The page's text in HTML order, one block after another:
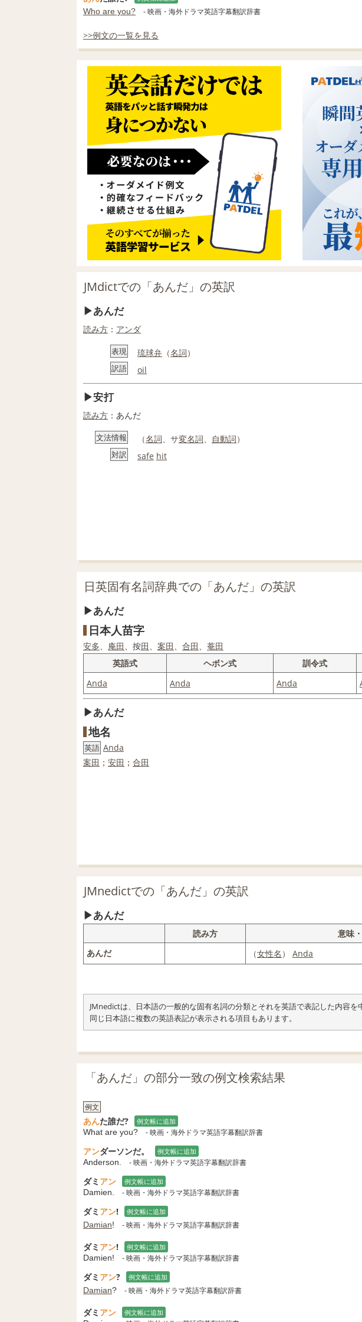
Who are you? - 映画・海外ドラマ英語字幕翻訳辞書
>>例文の一覧を見る
JMdictでの「あんだ」の英訳
あんだ
読み方 ： アンダ
表現 琉球弁 （名詞）
訳語 oil
安打
読み方 ：あんだ
文法情報 （名詞、サ変名詞、 自動詞）
対訳 safe hit
日英固有名詞辞典での「あんだ」の英訳
あんだ
日本人苗字
安多、 庵田、按田、 案田、 合田、 菴田
英語式
ヘボン式 訓令式
Anda
Anda Anda
あんだ
地名
英語 Anda
案田 ； 安田 ； 合田
JMnedictでの「あんだ」の英訳
あんだ
読み方 意味・
あんだ
（女性名 ） Anda
JMnedictは、日本語の一般的な固有名詞の分類とそれを英語で表記した内容を
同じ日本語に複数の英語表記が表示される項目もあります。
「あんだ」の部分一致の例文検索結果
例文
あんた誰だ? 例文帳に追加
What are you? - 映画・海外ドラマ英語字幕翻訳辞書
アンダーソンだ。 例文帳に追加
Anderson. - 映画・海外ドラマ英語字幕翻訳辞書
ダミ アン 例文帳に追加
Damien. - 映画・海外ドラマ英語字幕翻訳辞書
ダミ アン! 例文帳に追加
Damian! - 映画・海外ドラマ英語字幕翻訳辞書
ダミ アン! 例文帳に追加
Damien! - 映画・海外ドラマ英語字幕翻訳辞書
ダミ アン? 例文帳に追加
Damian? - 映画・海外ドラマ英語字幕翻訳辞書
ダミ アン 例文帳に追加